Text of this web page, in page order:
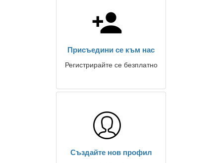
Присъедини се към нас
Регистрирайте се безплатно
Създайте нов профил